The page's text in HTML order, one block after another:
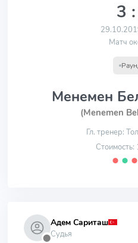
3
Матч
Менемен
(Menemen
Гл. тренер:
⬤ ⬤ ⬤
⬤
Адем Сариташ
Судья